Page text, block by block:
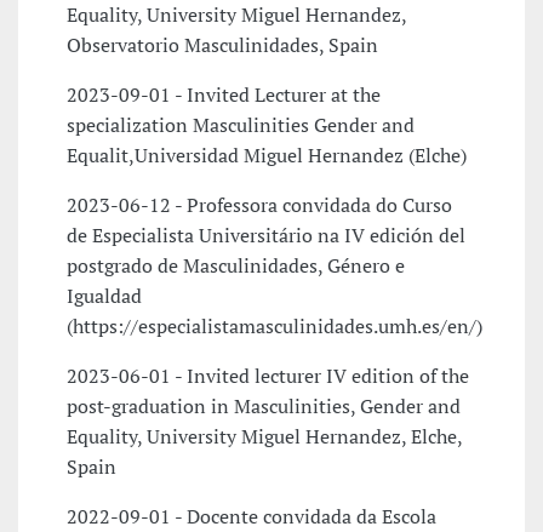
Equality, University Miguel Hernandez,
Observatorio Masculinidades, Spain
2023-09-01 - Invited Lecturer at the
specialization Masculinities Gender and
Equalit,Universidad Miguel Hernandez (Elche)
2023-06-12 - Professora convidada do Curso
de Especialista Universitário na IV edición del
postgrado de Masculinidades, Género e
Igualdad
(https://especialistamasculinidades.umh.es/en/)
2023-06-01 - Invited lecturer IV edition of the
post-graduation in Masculinities, Gender and
Equality, University Miguel Hernandez, Elche,
Spain
2022-09-01 - Docente convidada da Escola